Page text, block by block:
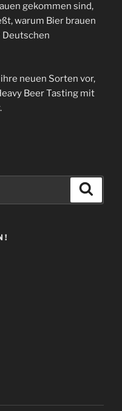
gekommen sind,
warum Bier brauen
Deutschen
neuen Sorten vor,
Beer Tasting mit